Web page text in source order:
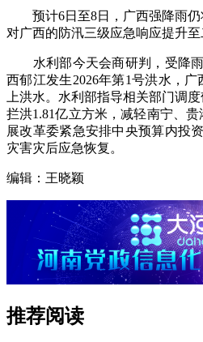
预计6日至8日，广西强降雨仍
对广西的防汛三级应急响应提升至
水利部今天会商研判，受降雨
西郁江发生2026年第1号洪水，
上洪水。水利部指导相关部门调
拦洪1.81亿立方米，减轻南宁、
展改革委紧急安排中央预算内投
灾害灾后应急恢复。
编辑：王晓颖
推荐阅读